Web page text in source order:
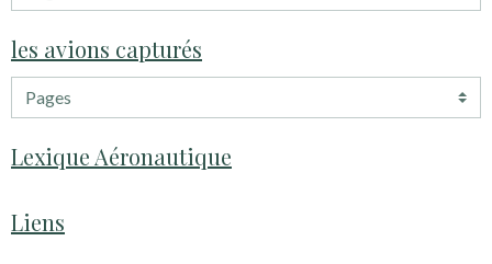
les avions capturés
Lexique Aéronautique
Liens